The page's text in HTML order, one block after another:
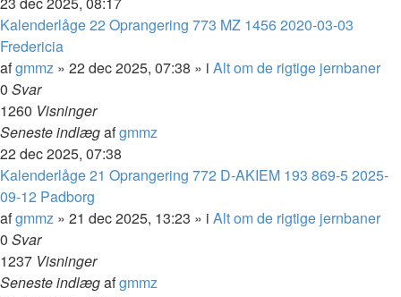
Kalenderlåge 22 Oprangering 773 MZ 1456 2020-03-03
Fredericia
afgmmz » 22 dec 2025, 07:38 » i Alt om de rigtige jernbaner
0 Svar
1260 Visninger
Seneste indlægafgmmz
22 dec 2025, 07:38
Kalenderlåge 21 Oprangering 772 D-AKIEM 193 869-5 2025-
09-12 Padborg
afgmmz » 21 dec 2025, 13:23 » i Alt om de rigtige jernbaner
0 Svar
1237 Visninger
Seneste indlægafgmmz